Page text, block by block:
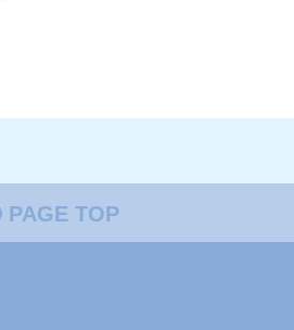
PAGE TOP